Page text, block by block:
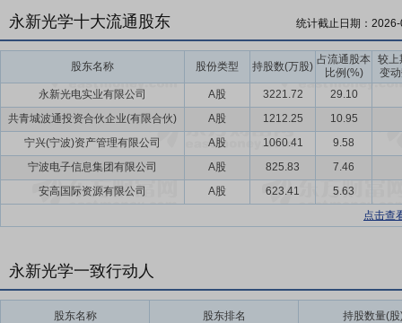
永新光学十大流通股东 统计截止日期：
股东名称 股份类型 持股数(万股)
占流通股本
比例(%)
较上
变
永新光电实业有限公司
A股 3221.72
29.10
共青城波通投资合伙企业(有限合伙)
A股 1212.25
10.95
宁兴(宁波)资产管理有限公司
A股 1060.41
9.58
宁波电子信息集团有限公司
A股 825.83
7.46
安高国际资源有限公司
A股 623.41
5.63
点击查
永新光学一致行动人
股东名称 股东排名 持股数量(股